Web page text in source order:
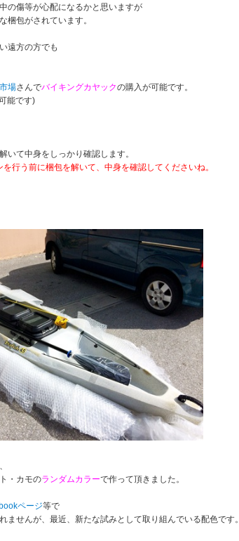
の傷等が心配になるかと思いますが
梱包がされています。
遠方の方でも
場さんでバイキングカヤックの購入が可能です。
能です)
いて中身をしっかり確認します。
行う前に梱包を解いて、中身を確認してくださいね。
・カモのランダムカラーで作って頂きました。
ページ等で
ませんが、最近、新たな試みとして取り組んでいる配色です。